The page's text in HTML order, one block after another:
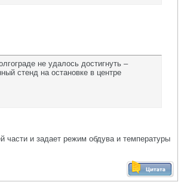
не удалось достигнуть –
стенд на остановке в центре
части и задает режим обдува и температуры